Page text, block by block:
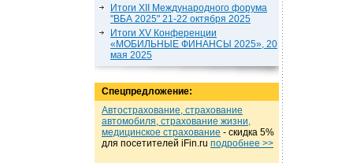
Итоги XII Международного форума
"ВБА 2025" 21-22 октября 2025
Итоги XV Конференции
«МОБИЛЬНЫЕ ФИНАНСЫ 2025», 20
мая 2025
Спецпредложение:
Автострахование, страхование
автомобиля, страхование жизни,
медицинское страхование - cкидка 5%
для посетителей iFin.ru подробнеe >>